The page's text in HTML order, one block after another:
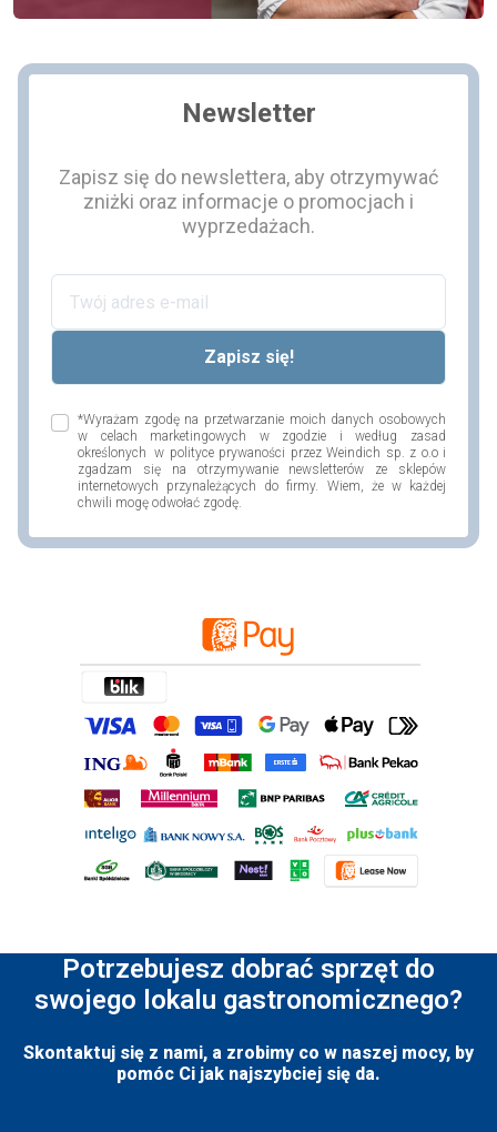
Newsletter
Zapisz się do newslettera, aby otrzymywać
zniżki oraz informacje o promocjach i
wyprzedażach.
*Wyrażam zgodę na przetwarzanie moich danych osobowych
w celach marketingowych w zgodzie i według zasad
określonych w polityce prywaności przez Weindich sp. z o.o i
zgadzam się na otrzymywanie newsletterów ze sklepów
internetowych przynależących do firmy. Wiem, że w każdej
chwili mogę odwołać zgodę.
Potrzebujesz dobrać sprzęt do
swojego lokalu gastronomicznego?
Skontaktuj się z nami, a zrobimy co w naszej mocy, by
pomóc Ci jak najszybciej się da.